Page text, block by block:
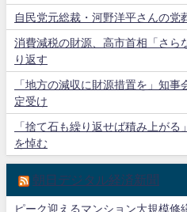
自民党元総裁・河野洋平さんの
消費減税の財源、高市首相「さら
り返す
「地方の減収に財源措置を」知
定受け
「捨て石も繰り返せば積み上が
を悼む
朝日デジタル経済新聞
ピーク迎えるマンション大規模